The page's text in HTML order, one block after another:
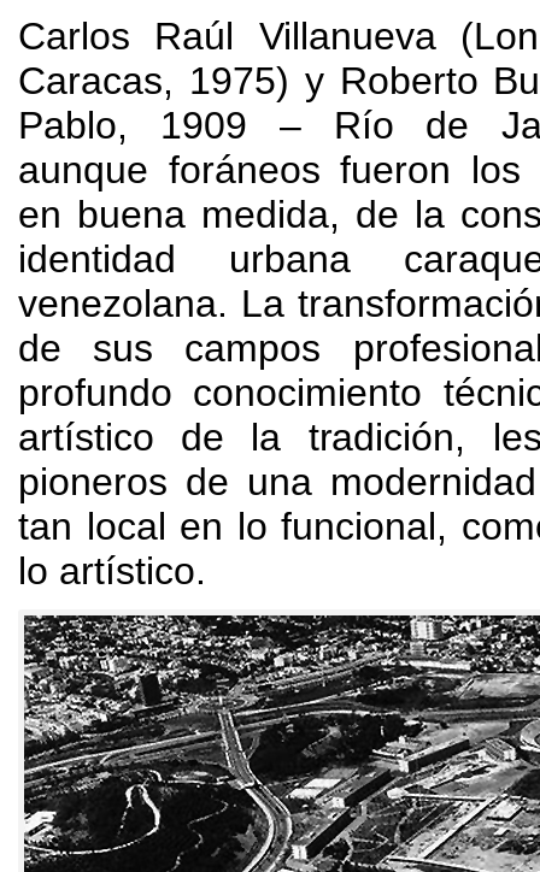
Carlos Raúl Villanueva
Caracas, 1975) y Roberto
Pablo, 1909 – Río de
aunque foráneos fueron los
en buena medida, de la
identidad urbana
venezolana. La
de sus campos
profundo conocimiento
artístico de la tradición,
pioneros de una
tan local en lo funcional,
lo artístico.